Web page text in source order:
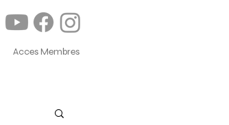
Acces Membres